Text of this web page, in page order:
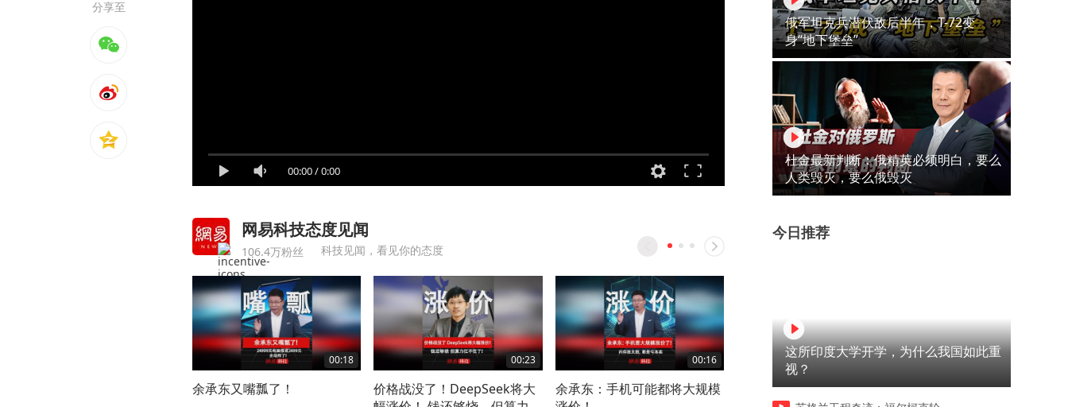
分享至
00:00/0:00
网易科技态度见闻
106.4万粉丝 科技见闻，看见你的态度
00:18
余承东又嘴瓢了！
00:23
价格战没了！DeepSeek将大
00:16
余承东：手机可能都将大规模
00:38
马斯克再度展露格局！ 鼓励对
华为回应竹知了！不是删玩
俄军坦克兵潜伏敌后半年，T-72变
身“地下堡垒”
杜金最新判断：俄精英必须明白，要么
人类毁灭，要么俄毁灭
今日推荐
这所印度大学开学，为什么我国如此重
视？